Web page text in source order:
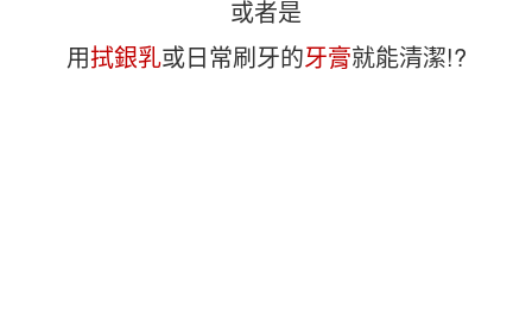
或者是
用拭銀乳或日常刷牙的牙膏就能清潔!?